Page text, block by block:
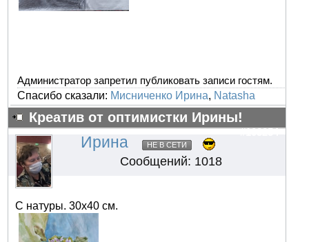
Администратор запретил публиковать записи гостям.
Спасибо сказали: Мисниченко Ирина, Natasha
Креатив от оптимистки Ирины!
#103254
Ирина НЕ В СЕТИ
Сообщений: 1018
С натуры. 30х40 см.